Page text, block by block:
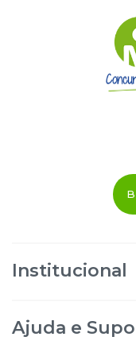
Institucional
Área do Afiliado
Ajuda e